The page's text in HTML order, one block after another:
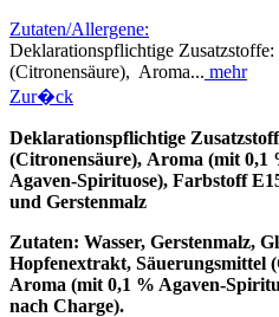
Zutaten/Allergene:
Deklarationspflichtige Zusatzstoffe:
(Citronensäure), Aroma... mehr
Zur�ck
Deklarationspflichtige
(Citronensäure), Aroma (mit 0,1
Agaven‑Spirituose), Farbstoff
und Gerstenmalz
Zutaten: Wasser, Gerstenmalz,
Hopfenextrakt, Säuerungsmittel
Aroma (mit 0,1 %
nach Charge).